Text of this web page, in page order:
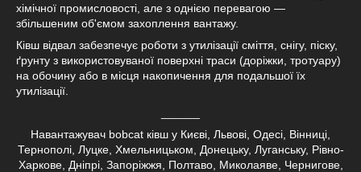
хімічної промисловості, але з однією перевагою —
збільшеним об'ємом захоплення вантажу.
Ківш відвал забезпечує роботи з утилізації сміття, снігу, піску,
ґрунту з використовуваної поверхні траси (доріжки, тротуару)
на обочину або в місця накопичення для подальшої їх
утилізації.
Навантажувач bobcat ківш у Києві, Львові, Одесі, Вінниці,
Тернополі, Луцке, Хмельницьком, Донецьку, Луганську, Рівно-
Харкове, Дніпрі, Запоріжжя, Полтаво, Миколаяве, Чернигове,